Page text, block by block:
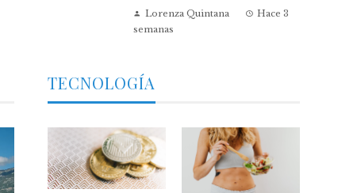
Lorenza Quintana
Hace 3
semanas
TECNOLOGÍA